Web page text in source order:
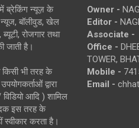
ब्रेकिंग न्यूज़ के
न्यूज, बॉलीवुड, खेल
रोजगार तथा
जाती है।
भी तरह के
द्वारा
आदि ) शामिल
इस तरह के
स्वीकार करता है।
Owner -
Editor -
Associate -
Office -
TOWER,
Mobile -
Email -